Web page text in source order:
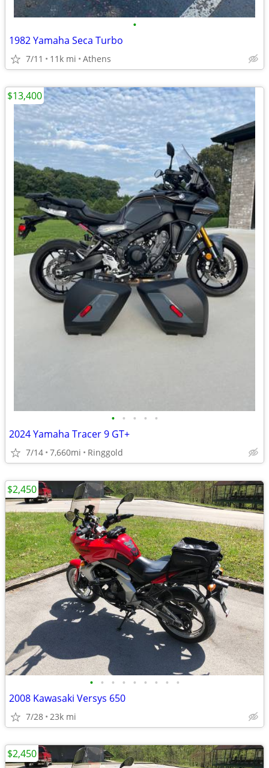
•
1982 Yamaha Seca Turbo
7/11 11k mi Athens
• • • • •
2024 Yamaha Tracer 9 GT+
7/14 7,660mi Ringgold
$13,400
• • • • • • • • •
2008 Kawasaki Versys 650
7/28 23k mi
$2,450
$2,450